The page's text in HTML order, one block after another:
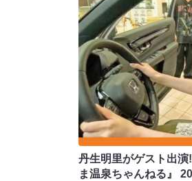
丹生明里がゲスト出
ま温泉ちゃんねる』